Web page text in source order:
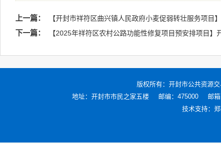
上一篇： 【开封市祥符区曲兴镇人民政府小麦促弱转壮服务项目
下一篇： 【2025年祥符区农村公路功能性修复项目预安排项目
版权所有： 开封市公共资源
地址：开封市市民之家五楼
邮编：475000
邮
技术支持：